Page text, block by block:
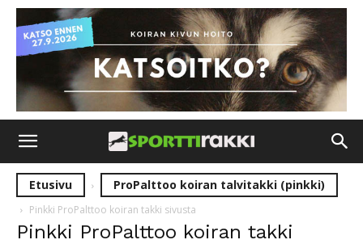
Etusivu ProPalttoo koiran talvitakki (pinkki)
Pinkki ProPalttoo koiran takki sivusta
Pinkki ProPalttoo koiran takki